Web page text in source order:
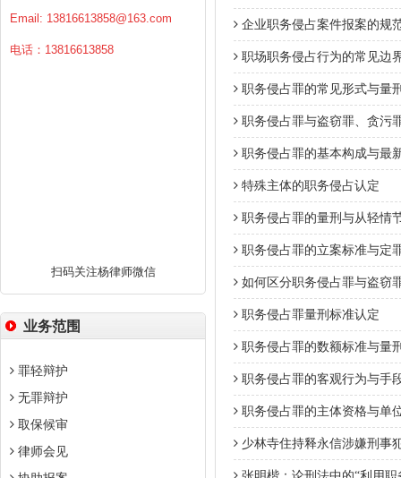
Email: 13816613858@163.com
电话：13816613858
扫码关注杨律师微信
业务范围
罪轻辩护
无罪辩护
取保候审
律师会见
企业职务侵占案件报案的规
职场职务侵占行为的常见边
职务侵占罪的常见形式与量
职务侵占罪与盗窃罪、贪污
职务侵占罪的基本构成与最
特殊主体的职务侵占认定
职务侵占罪的量刑与从轻情
职务侵占罪的立案标准与定
如何区分职务侵占罪与盗窃
职务侵占罪量刑标准认定
职务侵占罪的数额标准与量
职务侵占罪的客观行为与手
职务侵占罪的主体资格与单
少林寺住持释永信涉嫌刑事